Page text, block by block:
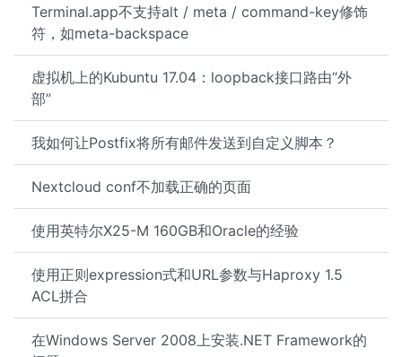
Terminal.app不支持alt / meta / command-key修饰
符，如meta-backspace
虚拟机上的Kubuntu 17.04：loopback接口路由“外
部”
我如何让Postfix将所有邮件发送到自定义脚本？
Nextcloud conf不加载正确的页面
使用英特尔X25-M 160GB和Oracle的经验
使用正则expression式和URL参数与Haproxy 1.5
ACL拼合
在Windows Server 2008上安装.NET Framework的